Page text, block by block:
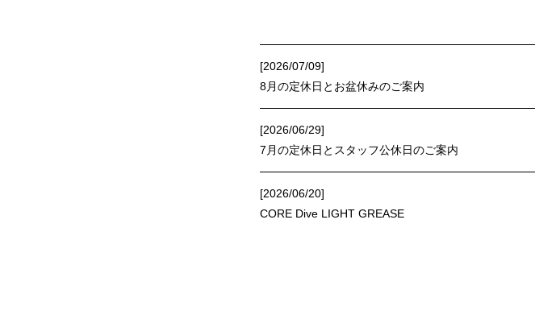
[2026/07/09]
8月の定休日とお盆休みのご案内
[2026/06/29]
7月の定休日とスタッフ公休日のご案内
[2026/06/20]
CORE Dive LIGHT GREASE